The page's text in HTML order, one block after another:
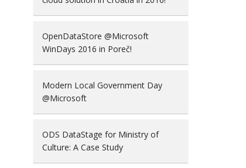
OpenDataStore @Microsoft
WinDays 2016 in Poreč!
Modern Local Government Day
@Microsoft
ODS DataStage for Ministry of
Culture: A Case Study